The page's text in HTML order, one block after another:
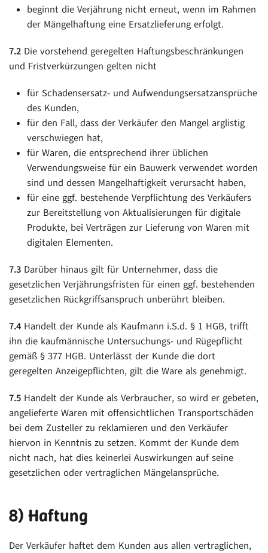
beginnt die Verjährung nicht erneut, wenn im Rahmen
der Mängelhaftung eine Ersatzlieferung erfolgt.
7.2 Die vorstehend geregelten Haftungsbeschränkungen
und Fristverkürzungen gelten nicht
für Schadensersatz- und Aufwendungsersatzansprüche
des Kunden,
für den Fall, dass der Verkäufer den Mangel arglistig
verschwiegen hat,
für Waren, die entsprechend ihrer üblichen
Verwendungsweise für ein Bauwerk verwendet worden
sind und dessen Mangelhaftigkeit verursacht haben,
für eine ggf. bestehende Verpflichtung des Verkäufers
zur Bereitstellung von Aktualisierungen für digitale
Produkte, bei Verträgen zur Lieferung von Waren mit
digitalen Elementen.
7.3 Darüber hinaus gilt für Unternehmer, dass die
gesetzlichen Verjährungsfristen für einen ggf. bestehenden
gesetzlichen Rückgriffsanspruch unberührt bleiben.
7.4 Handelt der Kunde als Kaufmann i.S.d. § 1 HGB, trifft
ihn die kaufmännische Untersuchungs- und Rügepflicht
gemäß § 377 HGB. Unterlässt der Kunde die dort
geregelten Anzeigepflichten, gilt die Ware als genehmigt.
7.5 Handelt der Kunde als Verbraucher, so wird er gebeten,
angelieferte Waren mit offensichtlichen Transportschäden
bei dem Zusteller zu reklamieren und den Verkäufer
hiervon in Kenntnis zu setzen. Kommt der Kunde dem
nicht nach, hat dies keinerlei Auswirkungen auf seine
gesetzlichen oder vertraglichen Mängelansprüche.
8) Haftung
Der Verkäufer haftet dem Kunden aus allen vertraglichen,